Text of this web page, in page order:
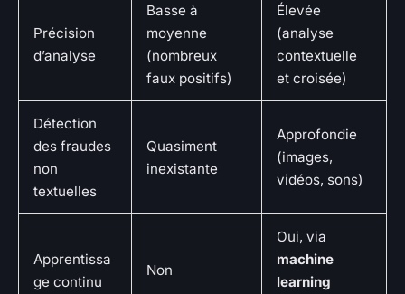
Précision
d’analyse
Basse à
moyenne
(nombreux
faux positifs)
Élevée
(analyse
contextuelle
et croisée)
Détection
des fraudes
non
textuelles
Quasiment
inexistante
Approfondie
(images,
vidéos, sons)
Apprentissa
ge continu
Non
Oui, via
machine
learning